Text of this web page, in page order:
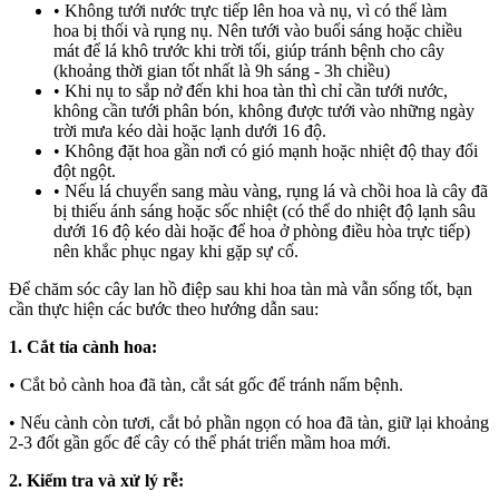
• Không tưới nước trực tiếp lên hoa và nụ, vì có thể làm
hoa bị thối và rụng nụ. Nên tưới vào buổi sáng hoặc chiều
mát để lá khô trước khi trời tối, giúp tránh bệnh cho cây
(khoảng thời gian tốt nhất là 9h sáng - 3h chiều)
• Khi nụ to sắp nở đến khi hoa tàn thì chỉ cần tưới nước,
không cần tưới phân bón, không được tưới vào những ngày
trời mưa kéo dài hoặc lạnh dưới 16 độ.
• Không đặt hoa gần nơi có gió mạnh hoặc nhiệt độ thay đổi
đột ngột.
• Nếu lá chuyển sang màu vàng, rụng lá và chồi hoa là cây đã
bị thiếu ánh sáng hoặc sốc nhiệt (có thể do nhiệt độ lạnh sâu
dưới 16 độ kéo dài hoặc để hoa ở phòng điều hòa trực tiếp)
nên khắc phục ngay khi gặp sự cố.
Để chăm sóc cây lan hồ điệp sau khi hoa tàn mà vẫn sống tốt, bạn
cần thực hiện các bước theo hướng dẫn sau:
1. Cắt tỉa cành hoa:
• Cắt bỏ cành hoa đã tàn, cắt sát gốc để tránh nấm bệnh.
• Nếu cành còn tươi, cắt bỏ phần ngọn có hoa đã tàn, giữ lại khoảng
2-3 đốt gần gốc để cây có thể phát triển mầm hoa mới.
2. Kiểm tra và xử lý rễ: